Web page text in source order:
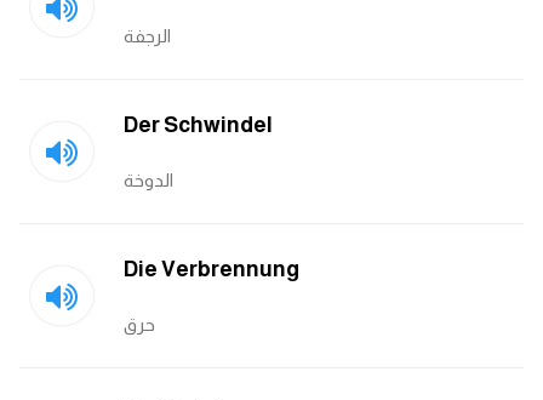
الرجفة
Der Schwindel
الدوخة
Die Verbrennung
حرق